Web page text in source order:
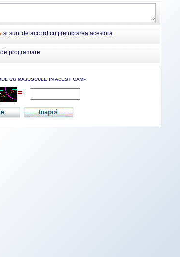
si sunt de accord cu prelucrarea acestora
de programare
CU MAJUSCULE IN ACEST CAMP.
=